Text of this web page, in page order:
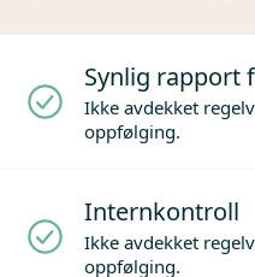
Synlig rapport
Ikke avdekket
oppfølging.
Internkontroll
Ikke avdekket
oppfølging.